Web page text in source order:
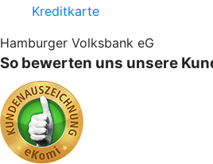
Kreditkarte
Hamburger Volksbank eG
So bewerten uns unsere